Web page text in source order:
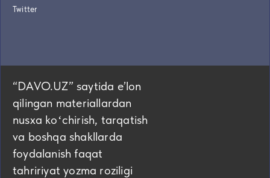
Twitter
“DAVO.UZ” saytida eʼlon
qilingan materiallardan
nusxa koʻchirish, tarqatish
va boshqa shakllarda
foydalanish faqat
tahririyat yozma roziligi